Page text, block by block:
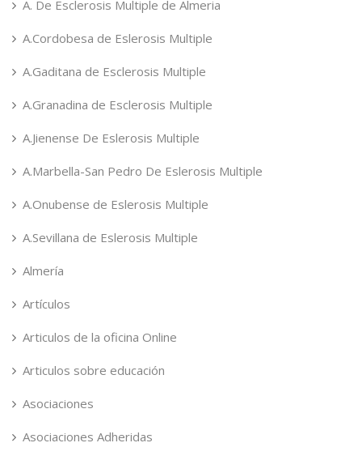
A. De Esclerosis Multiple de Almeria
A.Cordobesa de Eslerosis Multiple
A.Gaditana de Esclerosis Multiple
A.Granadina de Esclerosis Multiple
A.Jienense De Eslerosis Multiple
A.Marbella-San Pedro De Eslerosis Multiple
A.Onubense de Eslerosis Multiple
A.Sevillana de Eslerosis Multiple
Almería
Artículos
Articulos de la oficina Online
Articulos sobre educación
Asociaciones
Asociaciones Adheridas